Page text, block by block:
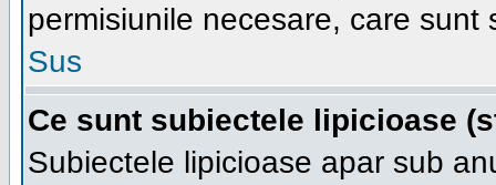
permisiunile necesare, care sunt
Sus
Ce sunt subiectele lipicioase
Subiectele lipicioase apar sub